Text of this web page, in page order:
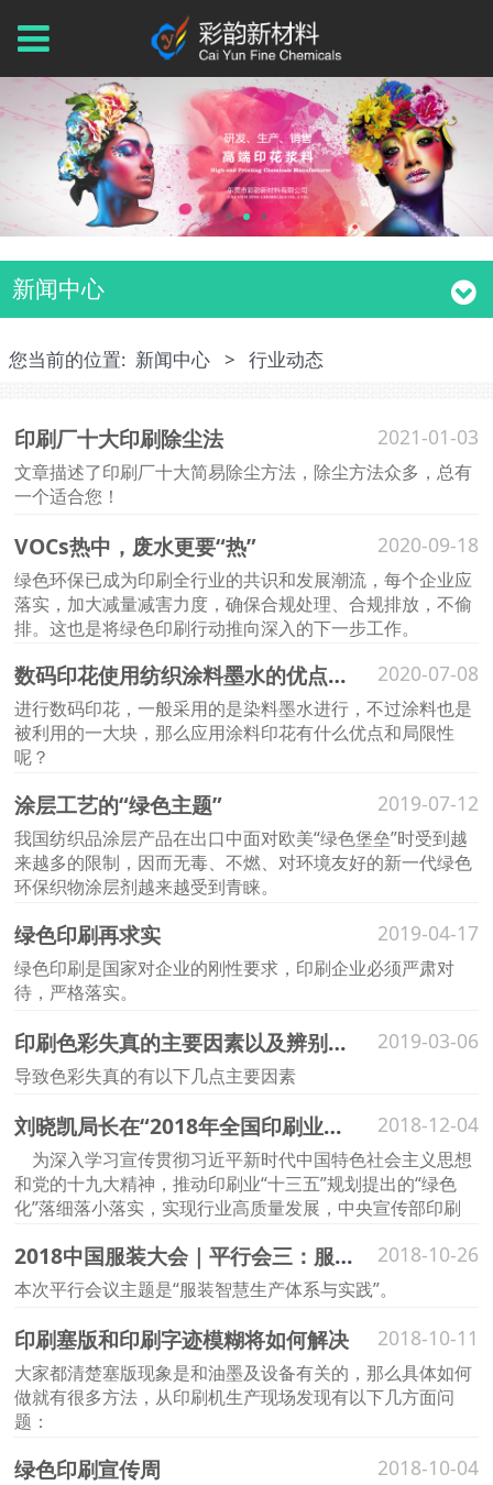
新闻中心
您当前的位置: 新闻中心 > 行业动态
印刷厂十大印刷除尘法 2021-01-03
文章描述了印刷厂十大简易除尘方法，除尘方法众多，总有
一个适合您！
VOCs热中，废水更要“热” 2020-09-18
绿色环保已成为印刷全行业的共识和发展潮流，每个企业应
落实，加大减量减害力度，确保合规处理、合规排放，不偷
排。这也是将绿色印刷行动推向深入的下一步工作。
数码印花使用纺织涂料墨水的优点和局限性 2020-07-08
进行数码印花，一般采用的是染料墨水进行，不过涂料也是
被利用的一大块，那么应用涂料印花有什么优点和局限性
呢？
涂层工艺的“绿色主题” 2019-07-12
我国纺织品涂层产品在出口中面对欧美“绿色堡垒”时受到越
来越多的限制，因而无毒、不燃、对环境友好的新一代绿色
环保织物涂层剂越来越受到青睐。
绿色印刷再求实 2019-04-17
绿色印刷是国家对企业的刚性要求，印刷企业必须严肃对
待，严格落实。
印刷色彩失真的主要因素以及辨别方法 2019-03-06
导致色彩失真的有以下几点主要因素
刘晓凯局长在“2018年全国印刷业绿色化发展推进会”上的讲话内容 2018-12-04
为深入学习宣传贯彻习近平新时代中国特色社会主义思想
和党的十九大精神，推动印刷业“十三五”规划提出的“绿色
化”落细落小落实，实现行业高质量发展，中央宣传部印刷
2018年全国印刷业绿色化发展推进会。
2018中国服装大会｜平行会三：服装智慧生产体系与实践（转发） 2018-10-26
本次平行会议主题是“服装智慧生产体系与实践”。
印刷塞版和印刷字迹模糊将如何解决 2018-10-11
大家都清楚塞版现象是和油墨及设备有关的，那么具体如何
做就有很多方法，从印刷机生产现场发现有以下几方面问
题：
绿色印刷宣传周 2018-10-04